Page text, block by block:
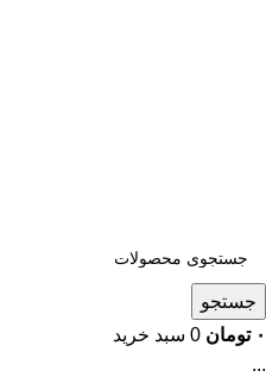
جستجو
۰ تومان 0 سبد خرید
...